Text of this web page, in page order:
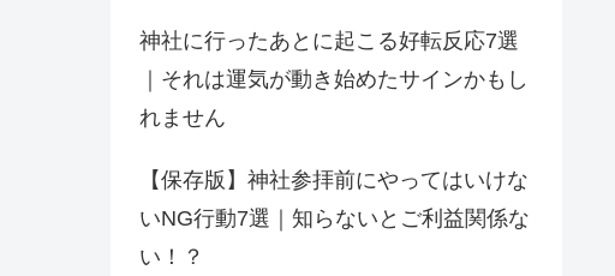
神社に行ったあとに起こる好転反応7選
｜それは運気が動き始めたサインかもし
れません
【保存版】神社参拝前にやってはいけな
いNG行動7選｜知らないとご利益関係な
い！？